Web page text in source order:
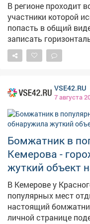
В регионе проходит
участники которой
попасть в общий видеоклип. Для
записать
в хорошем качестве и
странице во
Присоединяйтесь к
поздравления
VSE42.RU
7 августа
Бомжатник в
Кемерова -
жуткий объект
В Кемерове у
популярных мест
настоящий бомжатник. Фотографиями на
личной странице